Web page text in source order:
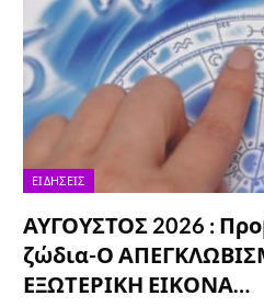
ΕΙΔΉΣΕΙΣ
ΑΥΓΟΥΣΤΟΣ 2026 :
ζώδια-Ο
ΕΞΩΤΕΡΙΚΗ ΕΙΚΟΝΑ…